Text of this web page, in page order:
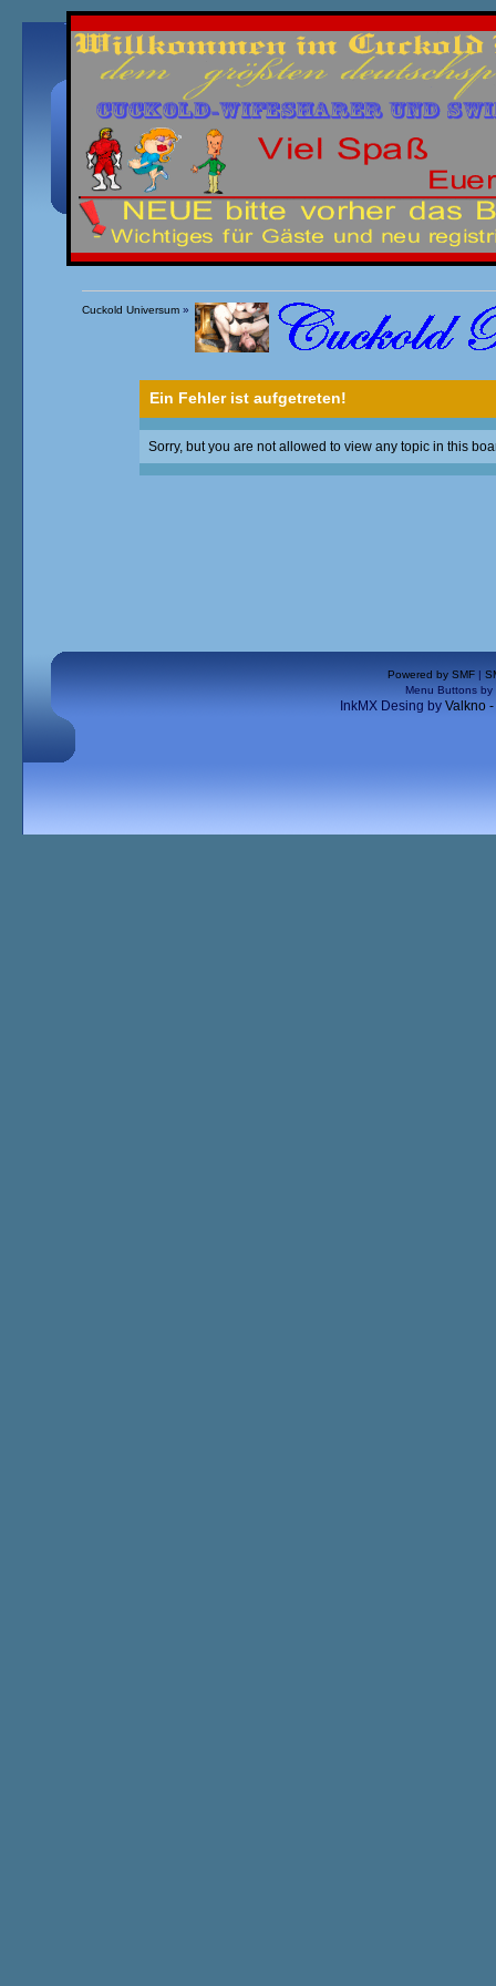
Übersicht Kalender Einloggen Registrieren
Cuckold Universum»
Ein Fehler ist aufgetreten!
Sorry, but you are not allowed to view any topic in this
Powered by SMF |
Menu Buttons by
InkMX Desing by Valkno